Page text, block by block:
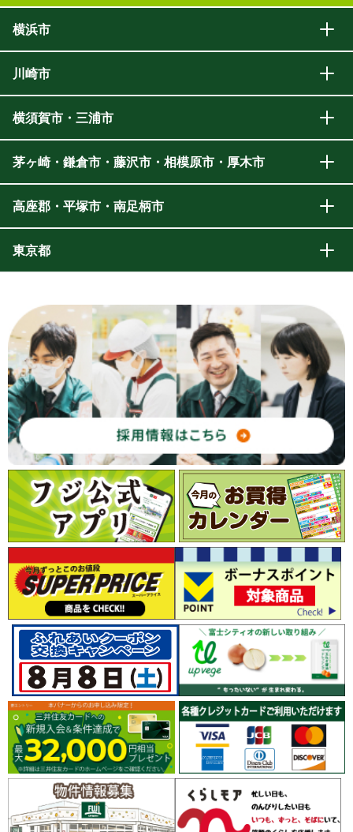
横浜市
川崎市
横須賀市・三浦市
茅ヶ崎・鎌倉市・藤沢市・相模原市・厚木市
高座郡・平塚市・南足柄市
東京都